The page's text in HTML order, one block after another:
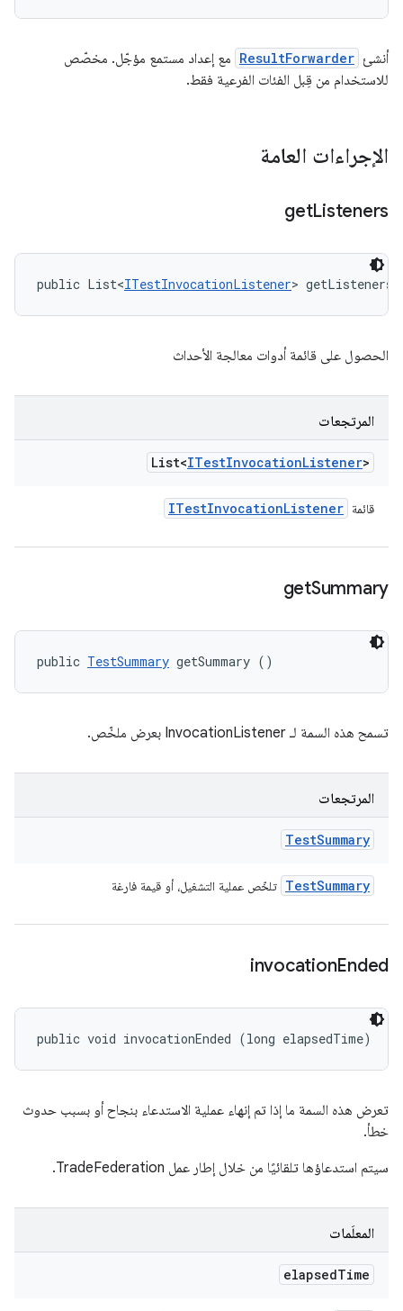
أنشئ ResultForwarder مع إعداد مستمع مؤجّل. مخصّص
للاستخدام من قِبل الفئات الفرعية فقط.
الإجراءات العامة
getListeners
public List<ITestInvocationListener>
الحصول على قائمة أدوات معالجة الأحداث
المرتجعات
List<ITestInvocationListener>
قائمة ITestInvocationListener
getSummary
public TestSummary getSummary ()
تسمح هذه السمة لـ InvocationListener بعرض ملخّص.
المرتجعات
TestSummary
TestSummary تلخّص عملية التشغيل، أو قيمة فارغة
invocationEnded
public void invocationEnded (long elapsedTime)
تعرض هذه السمة ما إذا تم إنهاء عملية الاستدعاء بنجاح أو بسبب حدوث
خطأ.
سيتم استدعاؤها تلقائيًا من خلال إطار عمل TradeFederation.
المعلَمات
elapsedTime